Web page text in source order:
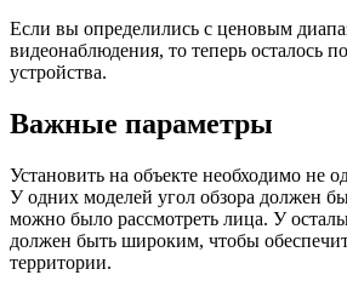
Если вы определились с ценовым
видеонаблюдения, то теперь осталось
устройства.
Важные параметры
Установить на объекте необходимо не
У одних моделей угол обзора должен
можно было рассмотреть лица. У
должен быть широким, чтобы
территории.